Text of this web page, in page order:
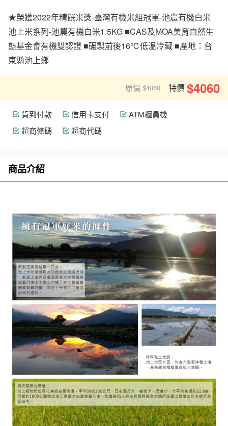
★榮獲2022年精饌米獎-臺灣有機米組冠軍-池農有機白米
池上米系列-池農有機白米1.5KG ■CAS及MOA美育自然生
態基金會有機雙認證 ■碾製前後16℃低溫冷藏 ■產地：台
東縣池上鄉
原價 $4060 特價$4060
貨到付款 信用卡支付
ATM櫃員機
超商條碼
超商代碼
商品介紹